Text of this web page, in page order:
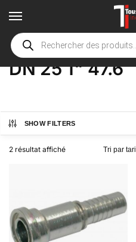
Accueil boutique / Product Options
DN 25 1" 47.6
SHOW FILTERS
2 résultat affiché